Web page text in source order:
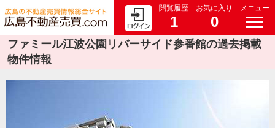
閲覧履歴
1
お気に入り
0
メニュー
ファミール江波公園リバーサイド参番館の過去掲載
物件情報